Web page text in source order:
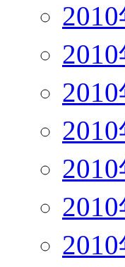
2010
2010
2010
2010
2010
2010
2010